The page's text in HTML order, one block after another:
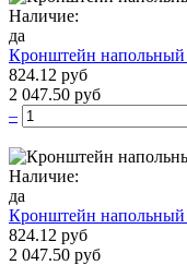
Наличие:
да
Кронштейн
824.12 руб
2 047.50 руб
–
Наличие:
да
Кронштейн
824.12 руб
2 047.50 руб